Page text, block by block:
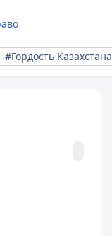
#Гордость Казахстана